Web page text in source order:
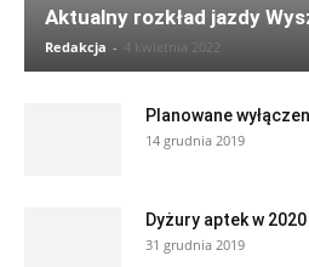
Aktualny rozkład jazdy
Redakcja - 4 kwietnia 2022
Planowane
14 grudnia 2019
Dyżury aptek w
31 grudnia 2019